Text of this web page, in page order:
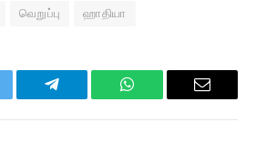
வெறுப்பு ஹாதியா
Telegram WhatsApp Email